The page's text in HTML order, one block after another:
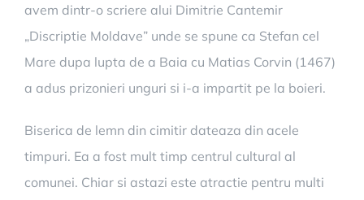
avem dintr-o scriere alui Dimitrie Cantemir
„Discriptie Moldave” unde se spune ca Stefan cel
Mare dupa lupta de a Baia cu Matias Corvin (1467)
a adus prizonieri unguri si i-a impartit pe la boieri.
Biserica de lemn din cimitir dateaza din acele
timpuri. Ea a fost mult timp centrul cultural al
comunei. Chiar si astazi este atractie pentru multi